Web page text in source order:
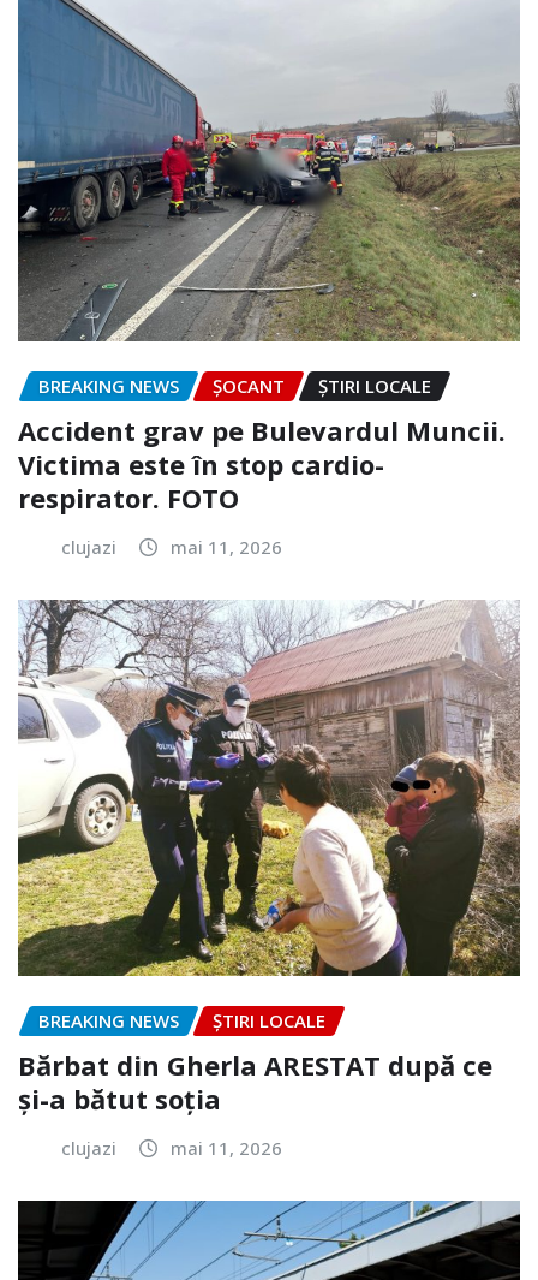
BREAKING NEWS ȘOCANT ȘTIRI LOCALE
Accident grav pe Bulevardul Muncii.
Victima este în stop cardio-
respirator. FOTO
clujazi mai 11, 2026
BREAKING NEWS ȘTIRI LOCALE
Bărbat din Gherla ARESTAT după ce
și-a bătut soția
clujazi mai 11, 2026